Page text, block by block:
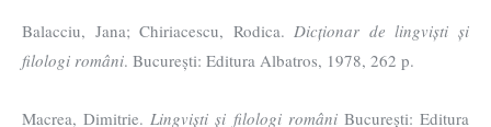
Balacciu, Jana; Chiriacescu, Rodica. Dicționar de lingviști și
filologi români. București: Editura Albatros, 1978, 262 p.
Macrea, Dimitrie. Lingviști și filologi româniBucurești: Editura